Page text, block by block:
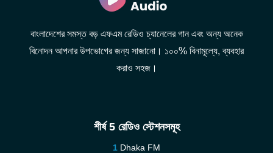
বাংলাদেশের সমস্ত বড় এফএম রেডিও চ্যানেলের গান এবং অন্য অনেক
বিনোদন আপনার উপভোগের জন্য সাজানো। ১০০% বিনামূল্যে, ব্যবহার
করাও সহজ।
শীর্ষ 5 রেডিও স্টেশনসমূহ
Dhaka FM